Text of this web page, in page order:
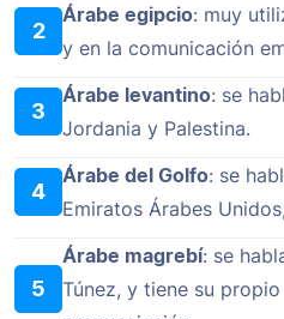
2
Árabe egipcio: muy
y en la comunicación
3
Árabe levantino: se
Jordania y Palestina.
4
Árabe del Golfo: se
Emiratos Árabes
5
Árabe magrebí: se
Túnez, y tiene su